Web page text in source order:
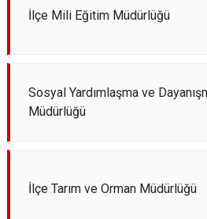
İlçe Mili Eğitim Müdürlüğü
Sosyal Yardımlaşma ve
Müdürlüğü
İlçe Tarım ve Orman Müdürlüğü